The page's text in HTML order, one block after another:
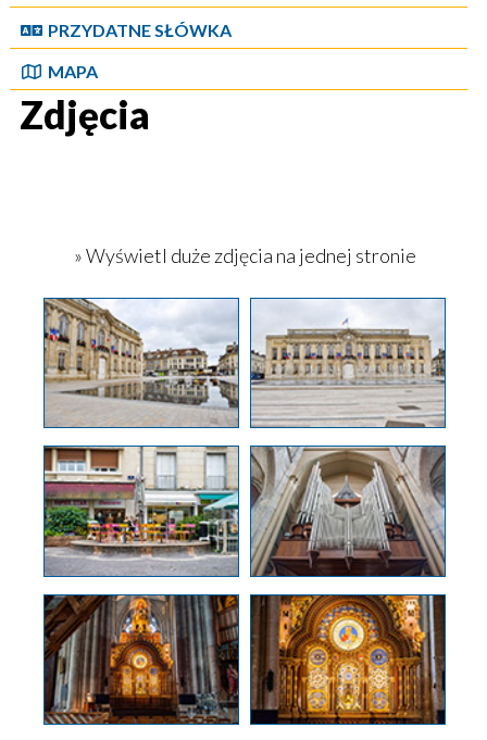
PRZYDATNE SŁÓWKA
MAPA
Zdjęcia
» Wyświetl duże zdjęcia na jednej stronie